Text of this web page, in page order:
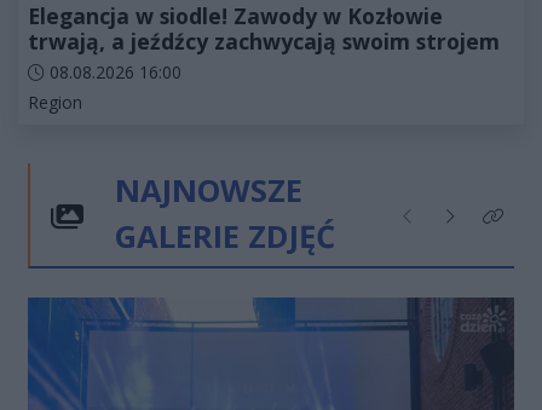
Elegancja w siodle! Zawody w Kozłowie
trwają, a jeźdźcy zachwycają swoim strojem
Data dodania artykułu:
08.08.2026 16:00
Kategorie artykułu:
Region
NAJNOWSZE
GALERIE ZDJĘĆ
Poprzednie
NastępneKliknij